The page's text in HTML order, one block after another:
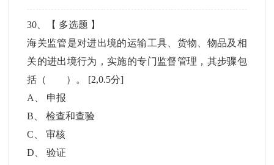
30 、【 多选题 】
海关监管是对进出境的运输工具、货物、物品及相
关的进出境行为，实施的专门监督管理，其步骤包
括（ ）。 [2,0.5分]
A
申报
B 、检查和查验
C 、审核
D 、验证